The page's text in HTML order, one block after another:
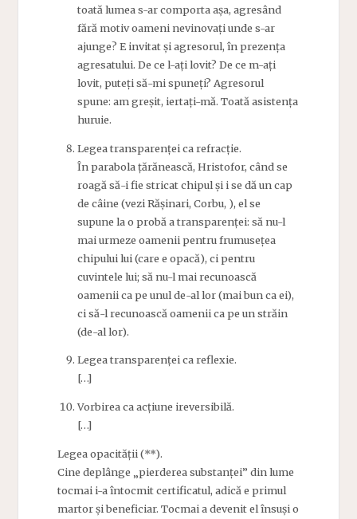
toată lumea s-ar comporta așa, agresând
fără motiv oameni nevinovați unde s-ar
ajunge? E invitat și agresorul, în prezența
agresatului. De ce l-ați lovit? De ce m-ați
lovit, puteți să-mi spuneți? Agresorul
spune: am greșit, iertați-mă. Toată asistența
huruie.
Legea transparenței ca refracție.
În parabola țărănească, Hristofor, când se
roagă să-i fie stricat chipul și i se dă un cap
de câine (vezi Rășinari, Corbu, ), el se
supune la o probă a transparenței: să nu-l
mai urmeze oamenii pentru frumusețea
chipului lui (care e opacă), ci pentru
cuvintele lui; să nu-l mai recunoască
oamenii ca pe unul de-al lor (mai bun ca ei),
ci să-l recunoască oamenii ca pe un străin
(de-al lor).
Legea transparenței ca reflexie.
[…]
Vorbirea ca acțiune ireversibilă.
[…]
Legea opacității (**).
Cine deplânge „pierderea substanței” din lume
tocmai i-a întocmit certificatul, adică e primul
martor și beneficiar. Tocmai a devenit el însuși o